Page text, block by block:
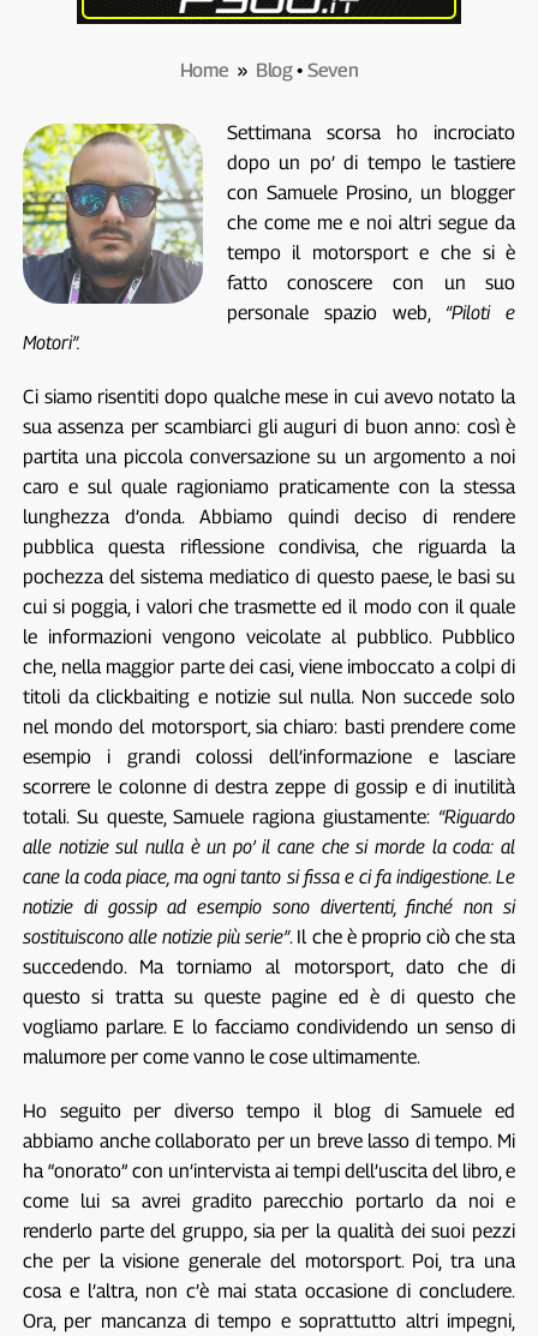
Home » Blog• Seven
Settimana scorsa ho incrociato
dopo un po’ di tempo le tastiere
con Samuele Prosino, un blogger
che come me e noi altri segue da
tempo il motorsport e che si è
fatto conoscere con un suo
personale spazio web, “Piloti e
Motori”.
Ci siamo risentiti dopo qualche mese in cui avevo notato la
sua assenza per scambiarci gli auguri di buon anno: così è
partita una piccola conversazione su un argomento a noi
caro e sul quale ragioniamo praticamente con la stessa
lunghezza d’onda. Abbiamo quindi deciso di rendere
pubblica questa riflessione condivisa, che riguarda la
pochezza del sistema mediatico di questo paese, le basi su
cui si poggia, i valori che trasmette ed il modo con il quale
le informazioni vengono veicolate al pubblico. Pubblico
che, nella maggior parte dei casi, viene imboccato a colpi di
titoli da clickbaiting e notizie sul nulla. Non succede solo
nel mondo del motorsport, sia chiaro: basti prendere come
esempio i grandi colossi dell’informazione e lasciare
scorrere le colonne di destra zeppe di gossip e di inutilità
totali. Su queste, Samuele ragiona giustamente: “Riguardo
alle notizie sul nulla è un po’ il cane che si morde la coda: al
cane la coda piace, ma ogni tanto si fissa e ci fa indigestione. Le
notizie di gossip ad esempio sono divertenti, finché non si
sostituiscono alle notizie più serie”. Il che è proprio ciò che sta
succedendo. Ma torniamo al motorsport, dato che di
questo si tratta su queste pagine ed è di questo che
vogliamo parlare. E lo facciamo condividendo un senso di
malumore per come vanno le cose ultimamente.
Ho seguito per diverso tempo il blog di Samuele ed
abbiamo anche collaborato per un breve lasso di tempo. Mi
ha “onorato” con un’intervista ai tempi dell’uscita del libro, e
come lui sa avrei gradito parecchio portarlo da noi e
renderlo parte del gruppo, sia per la qualità dei suoi pezzi
che per la visione generale del motorsport. Poi, tra una
cosa e l’altra, non c’è mai stata occasione di concludere.
Ora, per mancanza di tempo e soprattutto altri impegni,